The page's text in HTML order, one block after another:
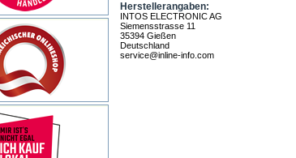
Herstellerangaben:
INTOS ELECTRONIC AG
Siemensstrasse 11
35394 Gießen
Deutschland
service@inline-info.com